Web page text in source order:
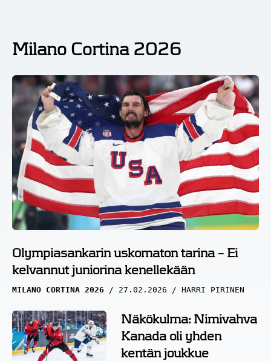
Milano Cortina 2026
Olympiasankarin uskomaton tarina – Ei
kelvannut juniorina kenellekään
MILANO CORTINA 2026 27.02.2026 HARRI PIRINEN
Näkökulma: Nimivahva
Kanada oli yhden
kentän joukkue